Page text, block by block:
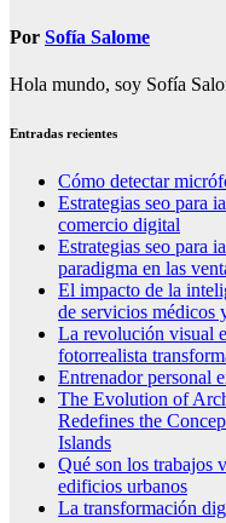
Por Sofía Salome
Hola mundo, soy Sofía
Entradas recientes
Cómo detectar
Estrategias seo para
comercio digital
Estrategias seo para
paradigma en las
El impacto de la
de servicios médicos
La revolución visual
fotorrealista
Entrenador personal
The Evolution of
Redefines the
Islands
Qué son los trabajos
edificios urbanos
La transformación